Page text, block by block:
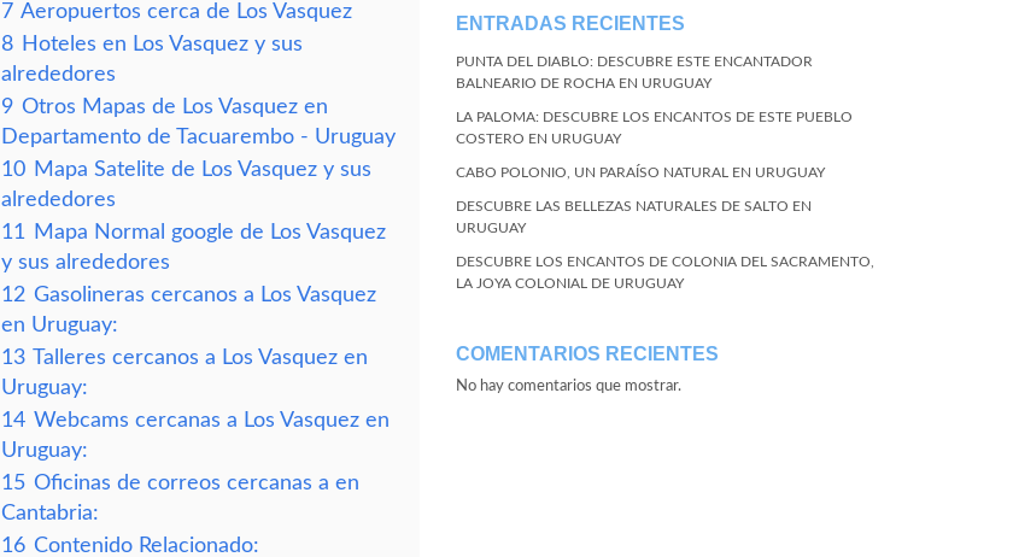
7 Aeropuertos cerca de Los Vasquez
8 Hoteles en Los Vasquez y sus
alrededores
9 Otros Mapas de Los Vasquez en
Departamento de Tacuarembo - Uruguay
10 Mapa Satelite de Los Vasquez y sus
alrededores
11
Mapa Normal google de Los Vasquez
y sus alrededores
12 Gasolineras cercanos a Los Vasquez
en Uruguay:
13 Talleres cercanos a Los Vasquez en
Uruguay:
14 Webcams cercanas a Los Vasquez en
Uruguay:
15 Oficinas de correos cercanas a en
Cantabria:
16 Contenido Relacionado:
ENTRADAS RECIENTES
PUNTA DEL DIABLO: DESCUBRE ESTE ENCANTADOR
BALNEARIO DE ROCHA EN URUGUAY
LA PALOMA: DESCUBRE LOS ENCANTOS DE ESTE PUEBLO
COSTERO EN URUGUAY
CABO POLONIO, UN PARAÍSO NATURAL EN URUGUAY
DESCUBRE LAS BELLEZAS NATURALES DE SALTO EN
URUGUAY
DESCUBRE LOS ENCANTOS DE COLONIA DEL SACRAMENTO,
LA JOYA COLONIAL DE URUGUAY
COMENTARIOS RECIENTES
No hay comentarios que mostrar.